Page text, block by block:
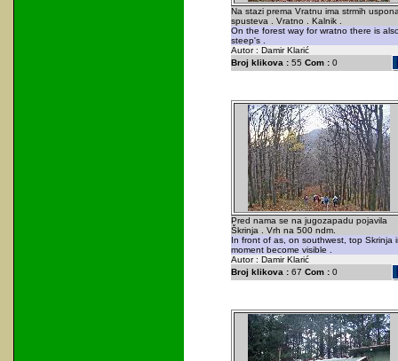
Na stazi prema Vratnu ima strmih
spusteva . Vratno . Kalnik .
On the forest way for wratno there is
steep's .
Autor : Damir Klarić
Broj klikova :55 Com :0
Pred nama se na jugozapadu pojavila
Škrinja . Vrh na 500 ndm.
In front of as, on southwest, top Skrinja
moment become visible .
Autor : Damir Klarić
Broj klikova :67 Com :0